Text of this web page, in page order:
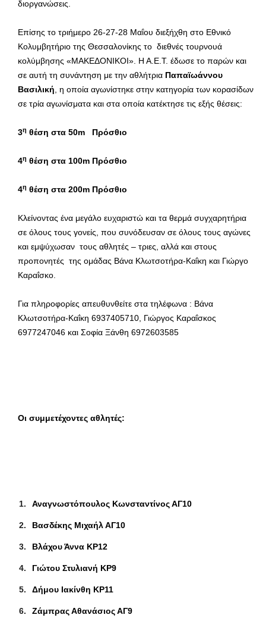
διοργανώσεις.
Επίσης το τριήμερο 26-27-28 Μαΐου διεξήχθη στο Εθνικό
Κολυμβητήριο της Θεσσαλονίκης το διεθνές τουρνουά
κολύμβησης «ΜΑΚΕΔΟΝΙΚΟΙ». Η Α.Ε.Τ. έδωσε το παρών και
σε αυτή τη συνάντηση με την αθλήτρια Παπαϊωάννου
Βασιλική, η οποία αγωνίστηκε στην κατηγορία των κορασίδων
σε τρία αγωνίσματα και στα οποία κατέκτησε τις εξής θέσεις:
3η θέση στα 50m Πρόσθιο
4η θέση στα 100m Πρόσθιο
4η θέση στα 200m Πρόσθιο
Κλείνοντας ένα μεγάλο ευχαριστώ και τα θερμά συγχαρητήρια
σε όλους τους γονείς, που συνόδευσαν σε όλους τους αγώνες
και εμψύχωσαν τους αθλητές – τριες, αλλά και στους
προπονητές της ομάδας Βάνα Κλωτσοτήρα-Καΐκη και Γιώργο
Καραΐσκο.
Για πληροφορίες απευθυνθείτε στα τηλέφωνα : Βάνα
Κλωτσοτήρα-Καΐκη 6937405710, Γιώργος Καραΐσκος
6977247046 και Σοφία Ξάνθη 6972603585
Οι συμμετέχοντες αθλητές:
Αναγνωστόπουλος Κωνσταντίνος ΑΓ10
Βασδέκης Μιχαήλ ΑΓ10
Βλάχου Άννα ΚΡ12
Γιώτου Στυλιανή ΚΡ9
Δήμου Ιακίνθη ΚΡ11
Ζάμπρας Αθανάσιος ΑΓ9